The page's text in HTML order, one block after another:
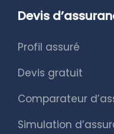
Devis
Profil assuré
Devis gratuit
Comparateur
Simulation